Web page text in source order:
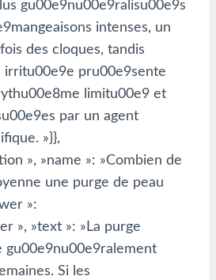
gu00e9nu00e9ralisu00e9s
intenses, un
des cloques, tandis
irritu00e9e pru00e9sente
limitu00e9 et
par un agent
»}},
», »name »: »Combien de
une purge de peau
»:
», »text »: »La purge
gu00e9nu00e9ralement
Si les